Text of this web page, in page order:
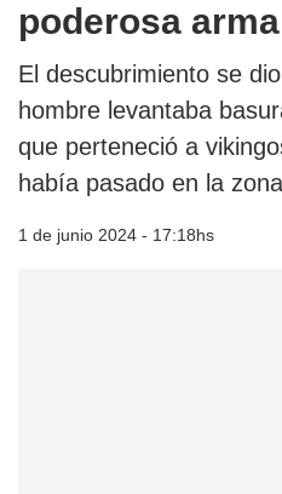
poderosa
El descubrimiento se
hombre levantaba
que perteneció a
había pasado en la zona
1 de junio 2024 - 17:18hs